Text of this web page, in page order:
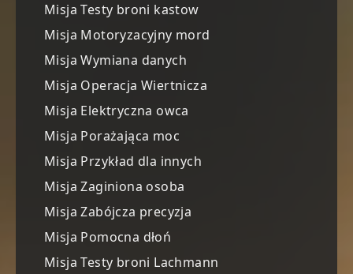
Misja Testy broni kastow
Misja Motoryzacyjny mord
Misja Wymiana danych
Misja Operacja Wiertnicza
Misja Elektryczna owca
Misja Porażająca moc
Misja Przykład dla innych
Misja Zaginiona osoba
Misja Zabójcza precyzja
Misja Pomocna dłoń
Misja Testy broni Lachmann